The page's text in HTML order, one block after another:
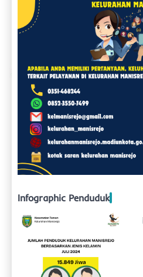
Infographic Penduduk